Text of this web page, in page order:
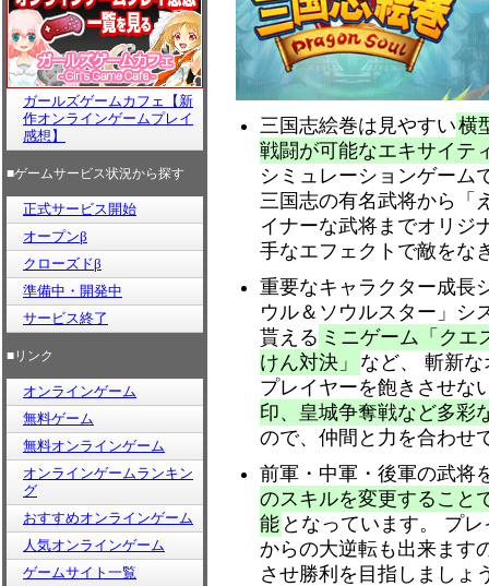
ガールズゲームカフェ【新
作オンラインゲームプレイ
感想】
■ゲームサービス状況から探す
正式サービス開始
オープンβ
クローズドβ
準備中・開発中
サービス終了
■リンク
オンラインゲーム
無料ゲーム
無料オンラインゲーム
オンラインゲームランキン
グ
おすすめオンラインゲーム
人気オンラインゲーム
ゲームサイト一覧
三国志絵巻は見やすい横
戦闘が可能なエキサイテ
シミュレーションゲーム
三国志の有名武将から「
イナーな武将までオリジ
手なエフェクトで敵をな
重要なキャラクター成長
ウル＆ソウルスター」シ
貰える ミニゲーム「クエ
けん対決」
など、 斬新
プレイヤーを飽きさせな
印、皇城争奪戦など多彩
ので、仲間と力を合わせ
前軍・中軍・後軍の武将
のスキルを変更すること
能 となっています。 プ
からの大逆転も出来ます
させ勝利を目指しましょ